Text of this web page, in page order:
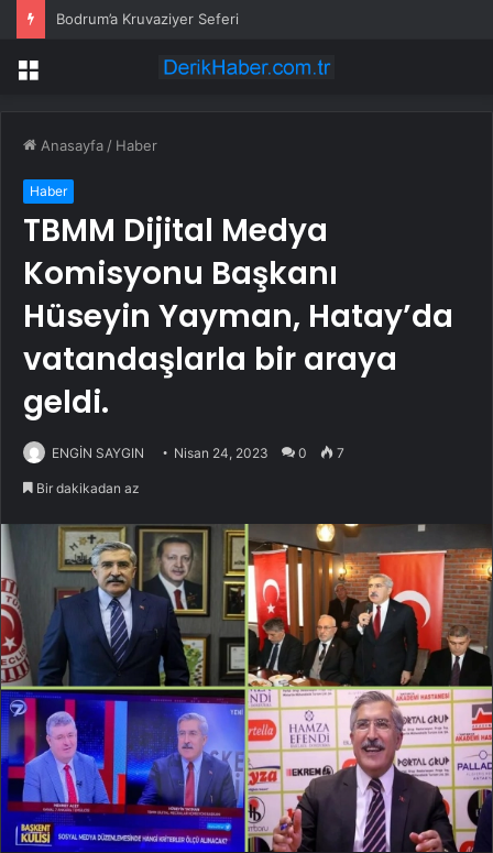
Bodrum’a Kruvaziyer Seferi
Menü
Anasayfa / Haber
Haber
TBMM Dijital Medya
Komisyonu Başkanı
Hüseyin Yayman, Hatay’da
vatandaşlarla bir araya
geldi.
ENGİN SAYGIN Nisan 24, 2023 0 7
Bir dakikadan az